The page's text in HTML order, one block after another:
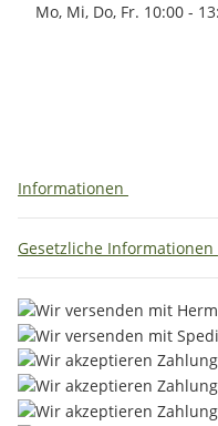
Mo, Mi, Do, Fr. 10:00 -
Informationen
Gesetzliche Informationen